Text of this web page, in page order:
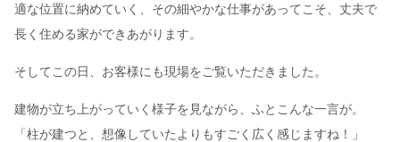
適な位置に納めていく、その細やかな仕事があってこそ、丈夫で
長く住める家ができあがります。
そしてこの日、お客様にも現場をご覧いただきました。
建物が立ち上がっていく様子を見ながら、ふとこんな一言が。
「柱が建つと、想像していたよりもすごく広く感じますね！」